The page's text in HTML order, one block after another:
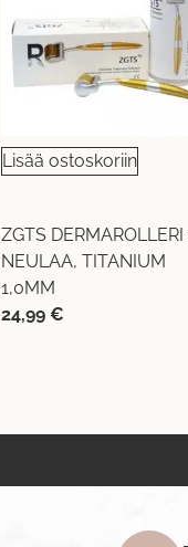
Lisää ostoskoriin
ZGTS DERMAROLLERI
NEULAA, TITANIUM
1,0MM
24,99 €